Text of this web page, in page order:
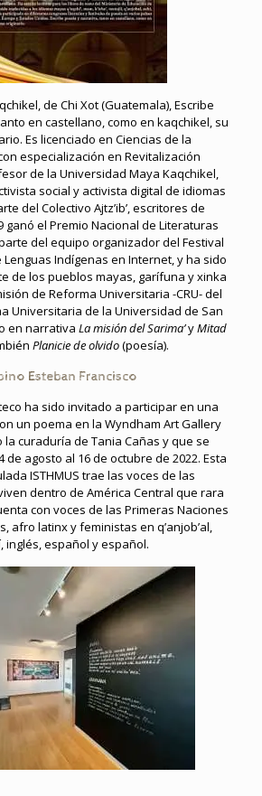
de Chi Xot (Guatemala), Escribe
en castellano, como en kaqchikel, su
Es licenciado en Ciencias de la
especialización en Revitalización
de la Universidad Maya Kaqchikel,
social y activista digital de idiomas
del Colectivo Ajtz’ib’, escritores de
ganó el Premio Nacional de Literaturas
parte del equipo organizador del Festival
Indígenas en Internet, y ha sido
de los pueblos mayas, garífuna y xinka
de Reforma Universitaria -CRU- del
Universitaria de la Universidad de San
en narrativa La misión del Sarima’yMitad
Planicie de olvido(poesía).
Esteban Francisco
ha sido invitado a participar en una
un poema en la Wyndham Art Gallery
curaduría de Tania Cañas y que se
de agosto al 16 de octubre de 2022. Esta
ISTHMUS trae las voces de las
dentro de América Central que rara
con voces de las Primeras Naciones
afro latinx y feministas en q’anjob’al,
inglés, español y español.